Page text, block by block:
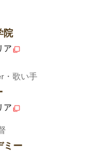
院
ア
・歌い手
ア
ミー